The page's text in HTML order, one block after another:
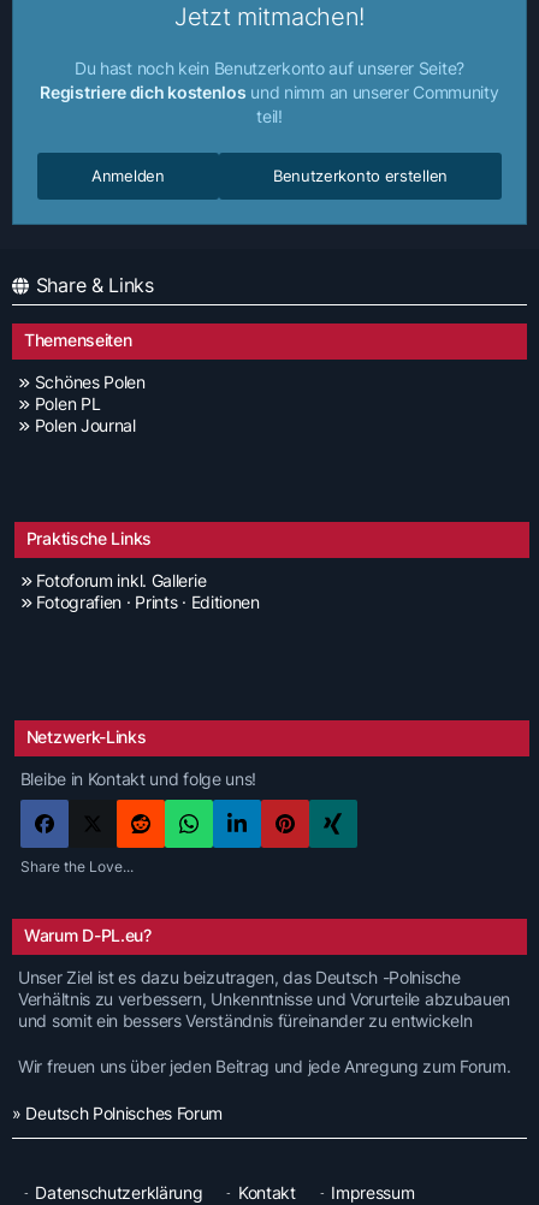
Jetzt mitmachen!
Du hast noch kein Benutzerkonto auf unserer Seite?
Registriere dich kostenlos und nimm an unserer Community
teil!
Benutzerkonto erstellen
Anmelden
Share & Links
Themenseiten
Schönes Polen
Polen PL
Polen Journal
Praktische Links
Fotoforum inkl. Gallerie
Fotografien · Prints · Editionen
Netzwerk-Links
Bleibe in Kontakt und folge uns!
Share the Love...
Warum D-PL.eu?
Unser Ziel ist es dazu beizutragen, das Deutsch -Polnische
Verhältnis zu verbessern, Unkenntnisse und Vorurteile abzubauen
und somit ein bessers Verständnis füreinander zu entwickeln
Wir freuen uns über jeden Beitrag und jede Anregung zum Forum.
» Deutsch Polnisches Forum
Datenschutzerklärung Kontakt Impressum